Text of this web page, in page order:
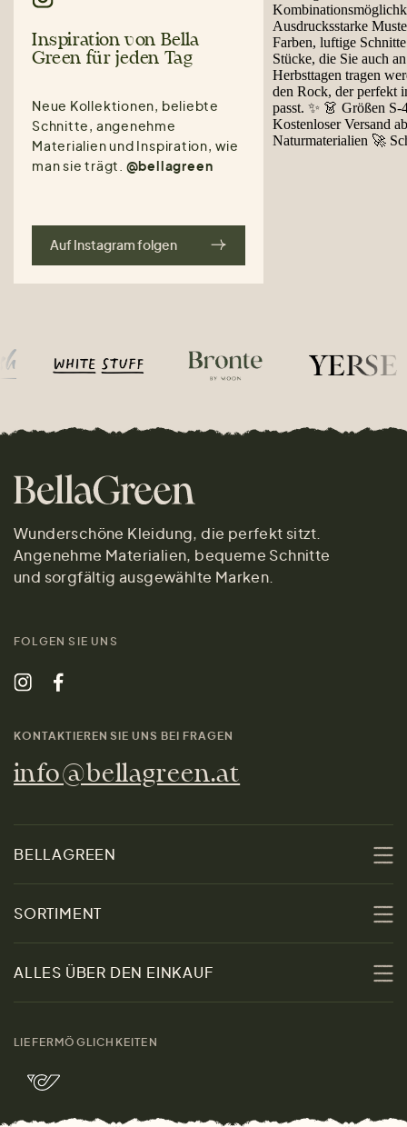
Inspiration von Bella
Green für jeden Tag
Neue Kollektionen, beliebte
Schnitte, angenehme
Materialien und Inspiration, wie
man sie trägt. @bellagreen
Auf Instagram folgen
Wunderschöne Kleidung, die perfekt sitzt.
Angenehme Materialien, bequeme Schnitte
und sorgfältig ausgewählte Marken.
FOLGEN SIE UNS
KONTAKTIEREN SIE UNS BEI FRAGEN
info@bellagreen.at
BELLAGREEN
Nachhaltigkeit
Kontakt
Marken
SORTIMENT
Damen
Herren
Wohnen
ALLES ÜBER DEN EINKAUF
LIEFERMÖGLICHKEITEN